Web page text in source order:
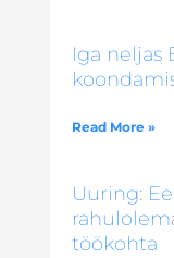
Iga neljas
Read More »
Uuring:
töökohta